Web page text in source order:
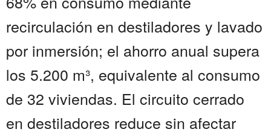
recirculación en destiladores y lavado
por inmersión; el ahorro anual supera
los 5.200 m³, equivalente al consumo
de 32 viviendas. El circuito cerrado
en destiladores reduce sin afectar